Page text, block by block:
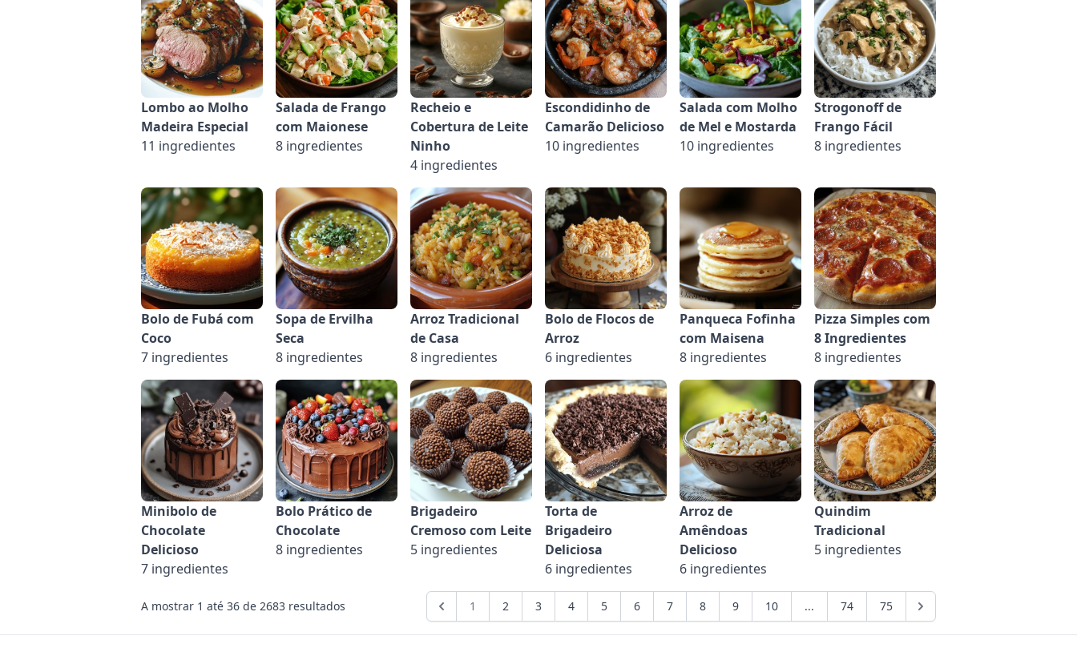
Lombo ao Molho
Madeira Especial
11 ingredientes
Salada de Frango
com Maionese
8 ingredientes
Recheio e
Cobertura de Leite
Ninho
4 ingredientes
Escondidinho de
Camarão Delicioso
10 ingredientes
Salada com Molho
de Mel e Mostarda
10 ingredientes
Strogonoff de
Frango Fácil
8 ingredientes
Bolo de Fubá com
Coco
7 ingredientes
Sopa de Ervilha
Seca
8 ingredientes
Arroz Tradicional
de Casa
8 ingredientes
Bolo de Flocos de
Arroz
6 ingredientes
Panqueca Fofinha
com Maisena
8 ingredientes
Pizza Simples com
8 Ingredientes
8 ingredientes
Minibolo de
Chocolate
Delicioso
7 ingredientes
Bolo Prático de
Chocolate
8 ingredientes
Brigadeiro
Cremoso com Leite
5 ingredientes
Torta de
Brigadeiro
Deliciosa
6 ingredientes
Arroz de
Amêndoas
Delicioso
6 ingredientes
Quindim
Tradicional
5 ingredientes
A mostrar 1 até 36 de 2683 resultados 1 2 3 4 5 6 7 8 9 10 ... 74 75